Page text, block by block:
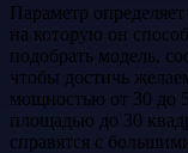
Параметр
на которую он
подобрать модель,
чтобы достичь
мощностью от 30 до
площадью до 30
справятся с